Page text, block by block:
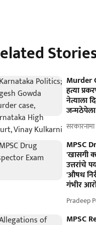
Murder
हत्या
नेत्याला
जन्मठेपेला
सरकारनामा
MPSC
'खासगी
उत्तरांचे
'औषध
गंभीर
Pradeep
MPSC